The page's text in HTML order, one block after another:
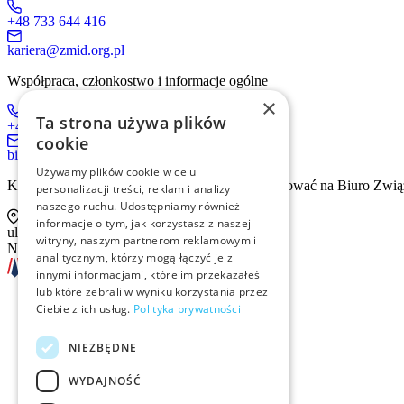
+48 733 644 416
kariera@zmid.org.pl
Współpraca, członkostwo i informacje ogólne
+48 519 536 405
biuro@zmid.org.pl
Kontakt tradycyjną drogą pocztową prosimy kierować na Biuro
ul. Sienna 93 lok. 2, 00-815 Warszawa
NIP: 526-13-30-874
Szkolenia
Rekrutacja
×
Ta strona używa plików
cookie
Używamy plików cookie w celu
personalizacji treści, reklam i analizy
naszego ruchu. Udostępniamy również
informacje o tym, jak korzystasz z naszej
witryny, naszym partnerom reklamowym i
analitycznym, którzy mogą łączyć je z
innymi informacjami, które im przekazałeś
lub które zebrali w wyniku korzystania przez
Ciebie z ich usług. Polityka prywatności
NIEZBĘDNE
WYDAJNOŚĆ